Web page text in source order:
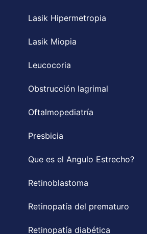
Lasik Hipermetropia
Lasik Miopia
Leucocoria
Obstrucción lagrimal
Oftalmopediatría
Presbicia
Que es el Angulo Estrecho?
Retinoblastoma
Retinopatía del prematuro
Retinopatía diabética